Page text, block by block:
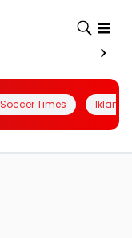
Soccer Times Iklanin